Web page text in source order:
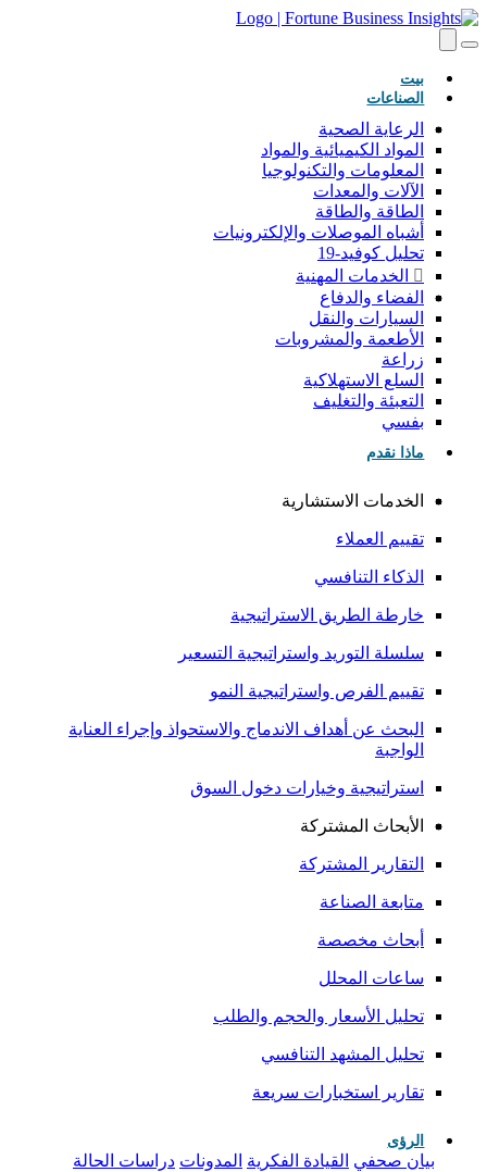
بيت(حاضِر)
الصناعات
الرعاية الصحية
المواد الكيميائية والمواد
المعلومات والتكنولوجيا
الآلات والمعدات
الطاقة والطاقة
أشباه الموصلات والإلكترونيات
تحليل كوفيد-19
الخدمات المهنية
الفضاء والدفاع
السيارات والنقل
الأطعمة والمشروبات
زراعة
السلع الاستهلاكية
التعبئة والتغليف
بفسي
ماذا نقدم
الخدمات الاستشارية
تقييم العملاء
الذكاء التنافسي
خارطة الطريق الاستراتيجية
سلسلة التوريد واستراتيجية التسعير
تقييم الفرص واستراتيجية النمو
البحث عن أهداف الاندماج والاستحواذ وإجراء العناية
الواجبة
استراتيجية وخيارات دخول السوق
الأبحاث المشتركة
التقارير المشتركة
متابعة الصناعة
أبحاث مخصصة
ساعات المحلل
تحليل الأسعار والحجم والطلب
تحليل المشهد التنافسي
تقارير استخبارات سريعة
الرؤى
بيان صحفي القيادة الفكرية المدونات دراسات الحالة